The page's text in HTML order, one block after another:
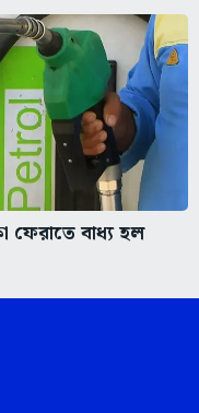
ফেরাতে বাধ্য হল